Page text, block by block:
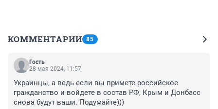
КОММЕНТАРИИ 85
Гость
28 мая 2024, 11:57
Украинцы, а ведь если вы примете российское
гражданство и войдете в состав РФ, Крым и Донбасс
снова будут ваши. Подумайте)))